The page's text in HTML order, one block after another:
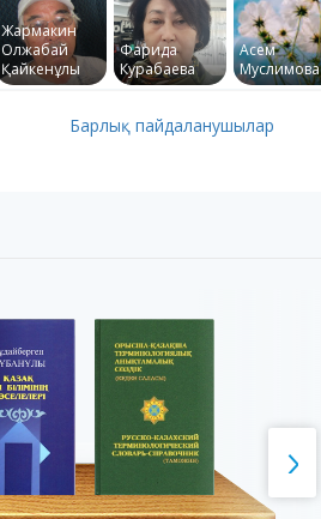
Жармакин
Олжабай
Қайкенұлы
Фарида
Курабаева
Асем
Муслимова
Барлық пайдаланушылар